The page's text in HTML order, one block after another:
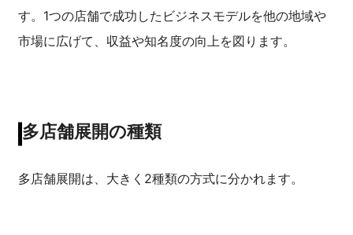
す。1つの店舗で成功したビジネスモデルを他の地域や
市場に広げて、収益や知名度の向上を図ります。
多店舗展開の種類
多店舗展開は、大きく2種類の方式に分かれます。